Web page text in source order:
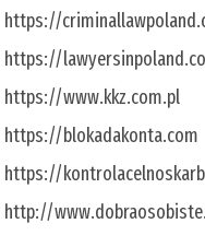
https://
https://
https://www.kkz.com.pl
https://blokadakonta.com
https://
http://